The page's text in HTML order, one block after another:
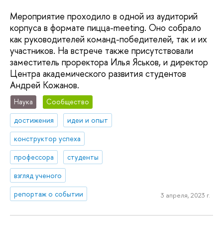
Мероприятие проходило в одной из аудиторий
корпуса в формате пицца-meeting. Оно собрало
как руководителей команд-победителей, так и их
участников. На встрече также присутствовали
заместитель проректора Илья Яськов, и директор
Центра академического развития студентов
Андрей Кожанов.
Наука
Сообщество
достижения
идеи и опыт
конструктор успеха
профессора
студенты
взгляд ученого
репортаж о событии
3 апреля, 2023 г.